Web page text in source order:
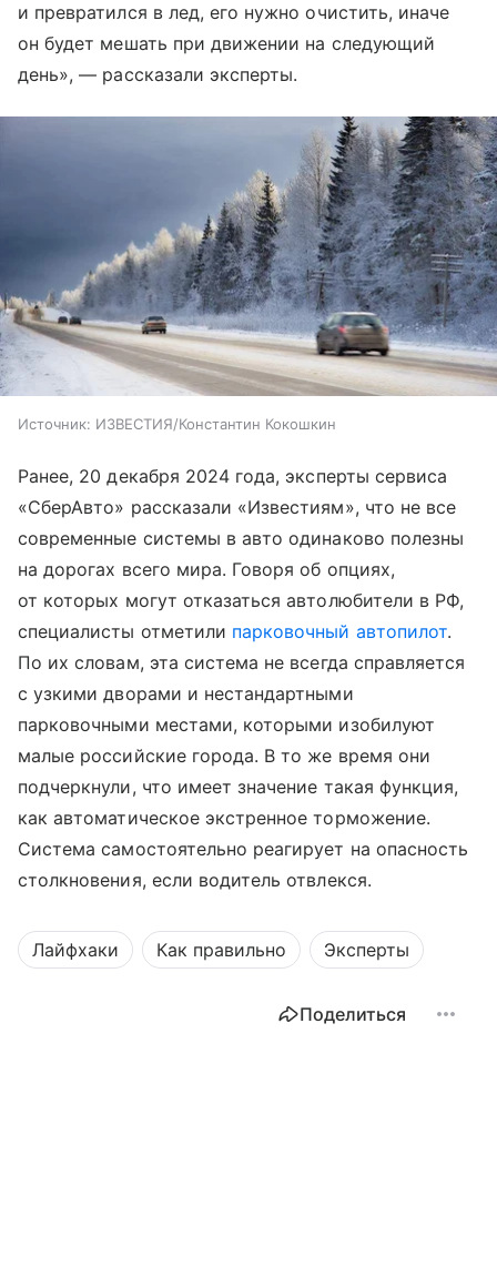
и превратился в лед, его нужно очистить, иначе
он будет мешать при движении на следующий
день», — рассказали эксперты.
Источник: ИЗВЕСТИЯ/Константин Кокошкин
Ранее, 20 декабря 2024 года, эксперты сервиса
«СберАвто» рассказали «Известиям», что не все
современные системы в авто одинаково полезны
на дорогах всего мира. Говоря об опциях,
от которых могут отказаться автолюбители в РФ,
специалисты отметили парковочный автопилот.
По их словам, эта система не всегда справляется
с узкими дворами и нестандартными
парковочными местами, которыми изобилуют
малые российские города. В то же время они
подчеркнули, что имеет значение такая функция,
как автоматическое экстренное торможение.
Система самостоятельно реагирует на опасность
столкновения, если водитель отвлекся.
Лайфхаки Как правильно Эксперты
Поделиться